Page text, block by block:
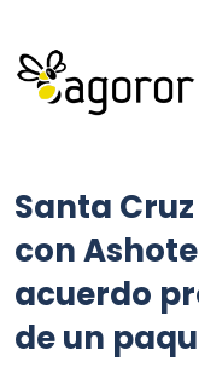
Santa
con
acuerdo
de un